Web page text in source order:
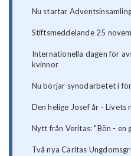
Nu startar
Stiftsmeddelande 25
Internationella dagen för
kvinnor
Nu börjar synodarbetet i
Den helige Josef år - Livets
Nytt från Veritas: "Bön - en
Två nya Caritas